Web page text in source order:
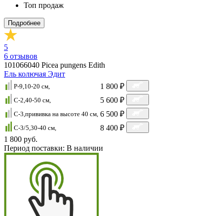
Топ продаж
Подробнее
5
6 отзывов
101066040 Picea pungens Edith
Ель колючая Эдит
P-9,10-20 cм, 1 800 ₽
C-2,40-50 cм, 5 600 ₽
C-3,прививка на высоте 40 см, 6 500 ₽
C-3/5,30-40 см,
8 400 ₽
1 800 руб.
Период поставки: В наличии